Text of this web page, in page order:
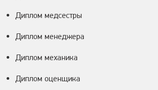
Диплом медсестры
Диплом менеджера
Диплом механика
Диплом оценщика